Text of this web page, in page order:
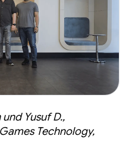
und Yusuf D.,
Technology,